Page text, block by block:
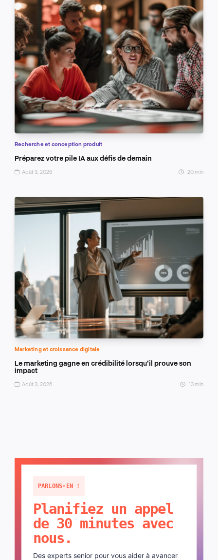
Recherche et conception produit
Préparez votre pile IA aux défis de demain
Août 3, 2026 20 min
Marketing et croissance digitale
Le marketing gagne en crédibilité lorsqu’il prouve son
impact
Août 3, 2026 13 min
PARLONS-EN !
Planifiez un appel
de 30 minutes avec
nous.
Des experts senior pour vous aider à avancer